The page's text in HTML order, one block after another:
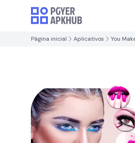
Página inicial Aplicativos You